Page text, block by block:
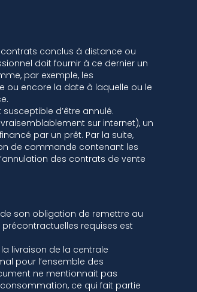
conclus à distance ou
doit fournir à ce dernier un
par exemple, les
ou encore la date à laquelle ou le
d’être annulé.
sur internet), un
par un prêt. Par la suite,
de commande contenant les
des contrats de vente
son obligation de remettre au
requises est
livraison de la centrale
pour l’ensemble des
ne mentionnait pas
ce qui fait partie